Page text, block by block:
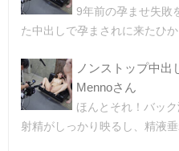
9年前の孕ませ失敗
た中出しで孕まされに来たひ
ノンストップ中出
Mennoさん
ほんとそれ！バッ
射精がしっかり映るし、精液